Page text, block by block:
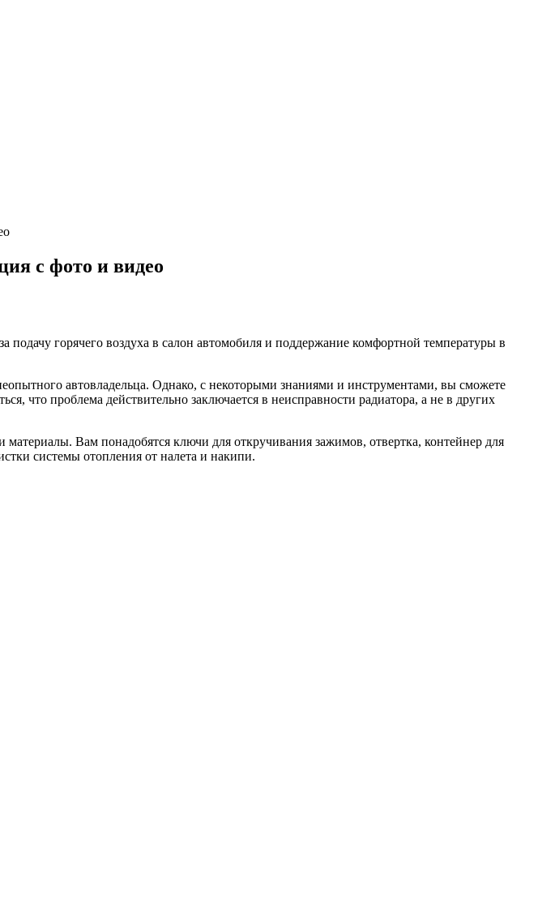
с фото и видео
горячего воздуха в салон автомобиля и поддержание комфортной температуры в
автовладельца. Однако, с некоторыми знаниями и инструментами, вы сможете
что проблема действительно заключается в неисправности радиатора, а не в других
Вам понадобятся ключи для откручивания зажимов, отвертка, контейнер для
системы отопления от налета и накипи.